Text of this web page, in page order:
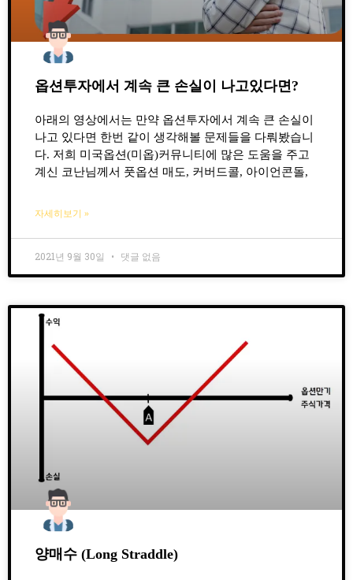
옵션투자에서 계속 큰 손실이 나고있다면?
아래의 영상에서는 만약 옵션투자에서 계속 큰 손실이
나고 있다면 한번 같이 생각해볼 문제들을 다뤄봤습니
다. 저희 미국옵션(미옵)커뮤니티에 많은 도움을 주고
계신 코난님께서 풋옵션 매도, 커버드콜, 아이언콘돌,
자세히보기 »
2021년 9월 30일 댓글 없음
양매수 (Long Straddle)